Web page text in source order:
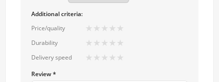
Additional criteria:
Price/quality
★ ★ ★ ★ ★
Durability ★ ★ ★ ★ ★
Delivery speed ★ ★ ★ ★ ★
Review *